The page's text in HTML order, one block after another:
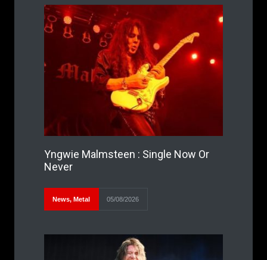
Yngwie Malmsteen : Single Now Or
Never
News, Metal 05/08/2026